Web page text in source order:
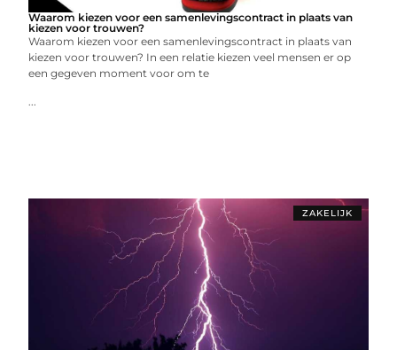
Waarom kiezen voor een samenlevingscontract in plaats van
kiezen voor trouwen?
Waarom kiezen voor een samenlevingscontract in plaats van
kiezen voor trouwen? In een relatie kiezen veel mensen er op
een gegeven moment voor om te
...
ZAKELIJK